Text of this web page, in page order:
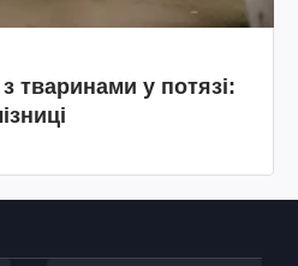
тваринами у потязі: